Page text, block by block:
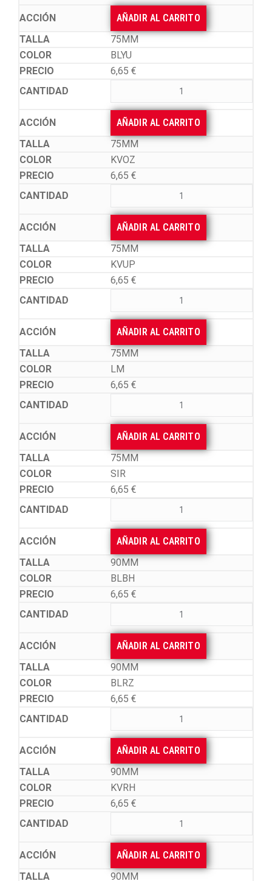
AÑADIR AL CARRITO
75MM
BLYU
6,65 €
AÑADIR AL CARRITO
75MM
KVOZ
6,65 €
AÑADIR AL CARRITO
75MM
KVUP
6,65 €
AÑADIR AL CARRITO
75MM
LM
6,65 €
AÑADIR AL CARRITO
75MM
SIR
6,65 €
AÑADIR AL CARRITO
90MM
BLBH
6,65 €
AÑADIR AL CARRITO
90MM
BLRZ
6,65 €
AÑADIR AL CARRITO
90MM
KVRH
6,65 €
AÑADIR AL CARRITO
90MM